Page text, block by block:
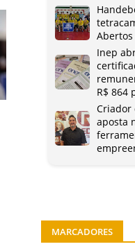
Inep
R$ 864
Criador
aposta
MARCADORES